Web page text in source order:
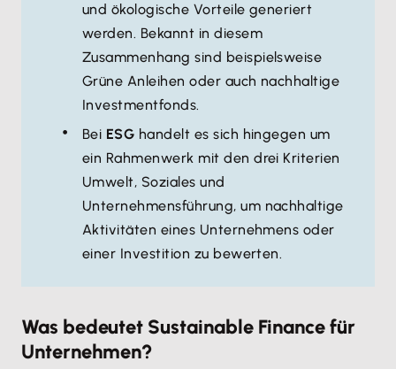
und ökologische Vorteile generiert
werden. Bekannt in diesem
Zusammenhang sind beispielsweise
Grüne Anleihen oder auch nachhaltige
Investmentfonds.
Bei ESG handelt es sich hingegen um
ein Rahmenwerk mit den drei Kriterien
Umwelt, Soziales und
Unternehmensführung, um nachhaltige
Aktivitäten eines Unternehmens oder
einer Investition zu bewerten.
Was bedeutet Sustainable Finance für
Unternehmen?